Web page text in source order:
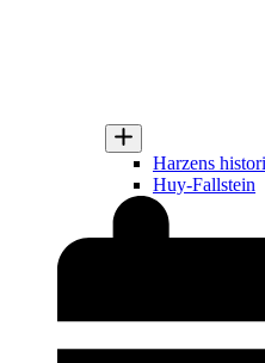
Harzens
Huy-Fallstein